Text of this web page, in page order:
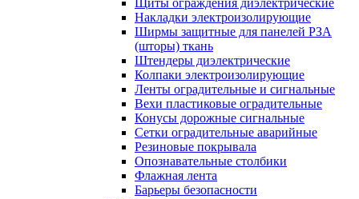
Щиты ограждения диэлектрические
Накладки электроизолирующие
Ширмы защитные для панелей РЗА
(шторы) ткань
Штендеры диэлектрические
Колпаки электроизолирующие
Ленты оградительные и сигнальные
Вехи пластиковые оградительные
Конусы дорожные сигнальные
Сетки оградительные аварийные
Резиновые покрывала
Опознавательные столбики
Флажная лента
Барьеры безопасности